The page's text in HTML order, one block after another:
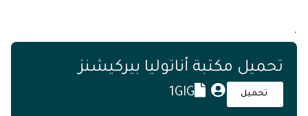
.
تحميل مكتبة أناتوليا بيركيشنز
تحميل 1GIG